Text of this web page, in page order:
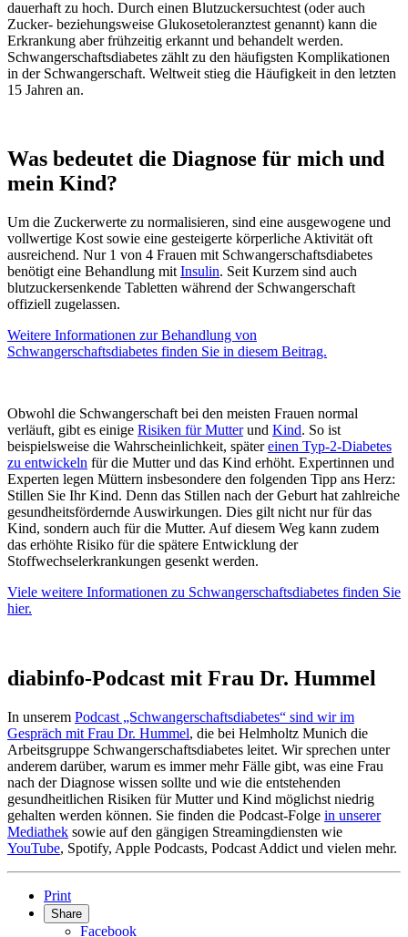
dauerhaft zu hoch. Durch einen Blutzuckersuchtest (oder auch
Zucker- beziehungsweise Glukosetoleranztest genannt) kann die
Erkrankung aber frühzeitig erkannt und behandelt werden.
Schwangerschaftsdiabetes zählt zu den häufigsten Komplikationen
in der Schwangerschaft. Weltweit stieg die Häufigkeit in den letzten
15 Jahren an.
Was bedeutet die Diagnose für mich und
mein Kind?
Um die Zuckerwerte zu normalisieren, sind eine ausgewogene und
vollwertige Kost sowie eine gesteigerte körperliche Aktivität oft
ausreichend. Nur 1 von 4 Frauen mit Schwangerschaftsdiabetes
benötigt eine Behandlung mit Insulin. Seit Kurzem sind auch
blutzuckersenkende Tabletten während der Schwangerschaft
offiziell zugelassen.
Weitere Informationen zur Behandlung von
Schwangerschaftsdiabetes finden Sie in diesem Beitrag.
Obwohl die Schwangerschaft bei den meisten Frauen normal
verläuft, gibt es einige Risiken für Mutterund Kind. So ist
beispielsweise die Wahrscheinlichkeit, spätereinen Typ-2-Diabetes
zu entwickeln für die Mutter und das Kind erhöht. Expertinnen und
Experten legen Müttern insbesondere den folgenden Tipp ans Herz:
Stillen Sie Ihr Kind. Denn das Stillen nach der Geburt hat zahlreiche
gesundheitsfördernde Auswirkungen. Dies gilt nicht nur für das
Kind, sondern auch für die Mutter. Auf diesem Weg kann zudem
das erhöhte Risiko für die spätere Entwicklung der
Stoffwechselerkrankungen gesenkt werden.
Viele weitere Informationen zu Schwangerschaftsdiabetes finden Sie
hier.
diabinfo-Podcast mit Frau Dr. Hummel
In unserem Podcast „Schwangerschaftsdiabetes“ sind wir im
Gespräch mit Frau Dr. Hummel, die bei Helmholtz Munich die
Arbeitsgruppe Schwangerschaftsdiabetes leitet. Wir sprechen unter
anderem darüber, warum es immer mehr Fälle gibt, was eine Frau
nach der Diagnose wissen sollte und wie die entstehenden
gesundheitlichen Risiken für Mutter und Kind möglichst niedrig
gehalten werden können. Sie finden die Podcast-Folge in unserer
Mediathek sowie auf den gängigen Streamingdiensten wie
YouTube, Spotify, Apple Podcasts, Podcast Addict und vielen mehr.
Print
Share
Facebook